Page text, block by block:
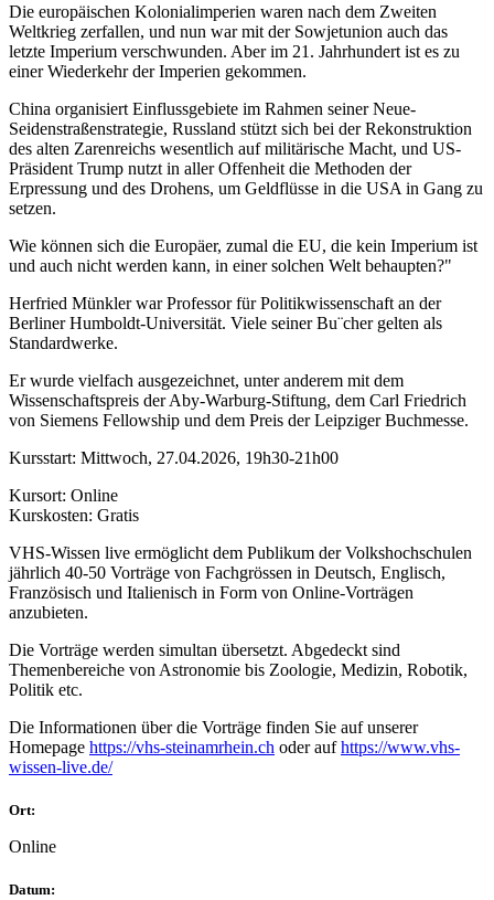
Die europäischen Kolonialimperien waren nach dem Zweiten
Weltkrieg zerfallen, und nun war mit der Sowjetunion auch das
letzte Imperium verschwunden. Aber im 21. Jahrhundert ist es zu
einer Wiederkehr der Imperien gekommen.
China organisiert Einflussgebiete im Rahmen seiner Neue-
Seidenstraßenstrategie, Russland stützt sich bei der Rekonstruktion
des alten Zarenreichs wesentlich auf militärische Macht, und US-
Präsident Trump nutzt in aller Offenheit die Methoden der
Erpressung und des Drohens, um Geldflüsse in die USA in Gang zu
setzen.
Wie können sich die Europäer, zumal die EU, die kein Imperium ist
und auch nicht werden kann, in einer solchen Welt behaupten?"
Herfried Münkler war Professor für Politikwissenschaft an der
Berliner Humboldt-Universität. Viele seiner Bu¨cher gelten als
Standardwerke.
Er wurde vielfach ausgezeichnet, unter anderem mit dem
Wissenschaftspreis der Aby-Warburg-Stiftung, dem Carl Friedrich
von Siemens Fellowship und dem Preis der Leipziger Buchmesse.
Kursstart: Mittwoch, 27.04.2026, 19h30-21h00
Kursort: Online
Kurskosten: Gratis
VHS-Wissen live ermöglicht dem Publikum der Volkshochschulen
jährlich 40-50 Vorträge von Fachgrössen in Deutsch, Englisch,
Französisch und Italienisch in Form von Online-Vorträgen
anzubieten.
Die Vorträge werden simultan übersetzt. Abgedeckt sind
Themenbereiche von Astronomie bis Zoologie, Medizin, Robotik,
Politik etc.
Die Informationen über die Vorträge finden Sie auf unserer
Homepage https://vhs-steinamrhein.ch oder aufhttps://www.vhs-
wissen-live.de/
Ort:
Online
Datum: